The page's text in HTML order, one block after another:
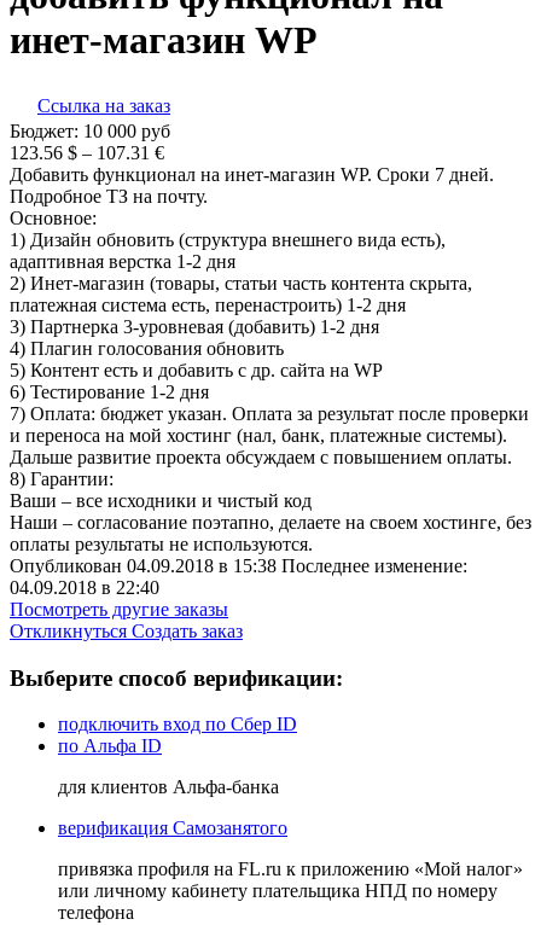
инет-магазин WP
Ссылка на заказ
Бюджет: 10 000 руб
123.56 $ – 107.31 €
Добавить функционал на инет-магазин WP. Сроки 7 дней.
Подробное ТЗ на почту.
Основное:
1) Дизайн обновить (структура внешнего вида есть),
адаптивная верстка 1-2 дня
2) Инет-магазин (товары, статьи часть контента скрыта,
платежная система есть, перенастроить) 1-2 дня
3) Партнерка 3-уровневая (добавить) 1-2 дня
4) Плагин голосования обновить
5) Контент есть и добавить с др. сайта на WP
6) Тестирование 1-2 дня
7) Оплата: бюджет указан. Оплата за результат после проверки
и переноса на мой хостинг (нал, банк, платежные системы).
Дальше развитие проекта обсуждаем с повышением оплаты.
8) Гарантии:
Ваши – все исходники и чистый код
Наши – согласование поэтапно, делаете на своем хостинге, без
оплаты результаты не используются.
Опубликован 04.09.2018 в 15:38 Последнее изменение:
04.09.2018 в 22:40
Посмотреть другие заказы
Откликнуться Создать заказ
Выберите способ верификации:
подключить вход по Сбер ID
по Альфа ID
для клиентов Альфа-банка
верификация Самозанятого
привязка профиля на FL.ru к приложению «Мой налог»
или личному кабинету плательщика НПД по номеру
телефона